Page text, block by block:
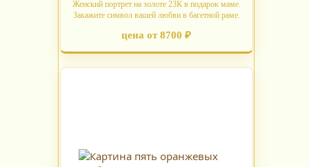
Женский портрет на золоте 23К в подарок маме.
Закажите символ вашей любви в багетной раме.
цена от 8700 ₽